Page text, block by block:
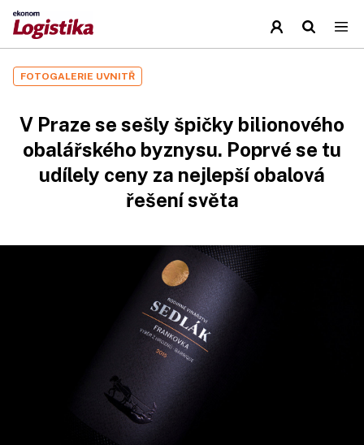
FOTOGALERIE UVNITŘ
V Praze se sešly špičky bilionového
obalářského byznysu. Poprvé se tu
udílely ceny za nejlepší obalová
řešení světa